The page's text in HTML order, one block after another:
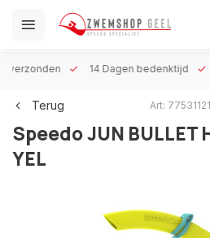
verzonden 14 Dagen bedenktijd
Terug Art:
SpeedoJUN BULLET
YEL